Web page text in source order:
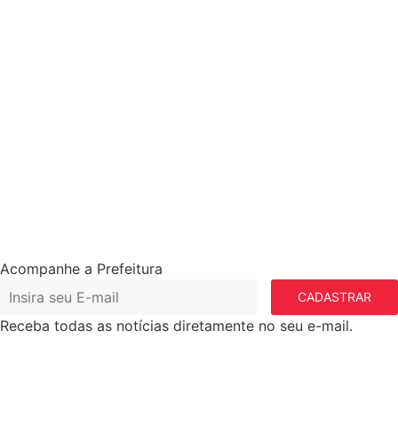
Acompanhe a Prefeitura
CADASTRAR
Receba todas as notícias diretamente no seu e-mail.